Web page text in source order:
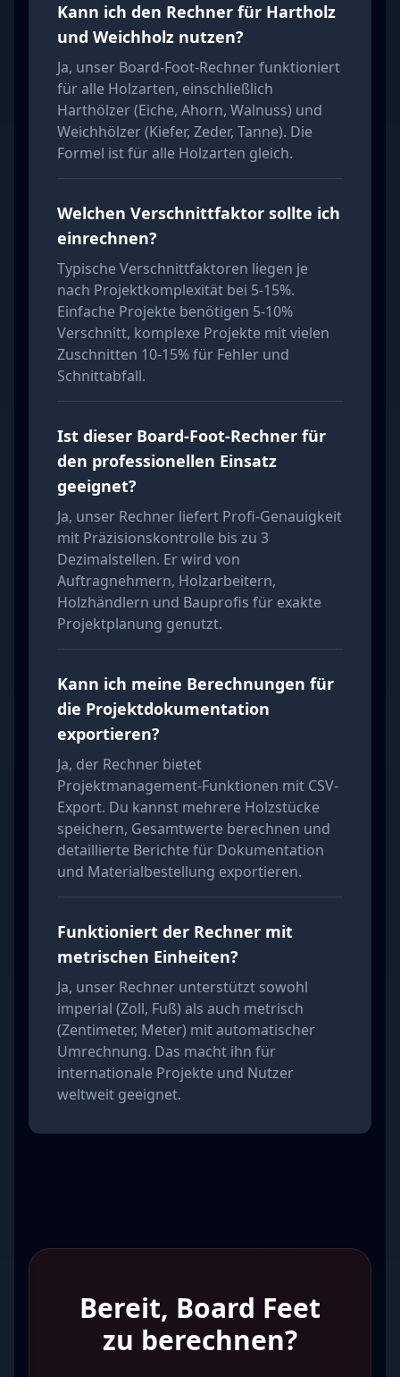
Kann ich den Rechner für Hartholz
und Weichholz nutzen?
Ja, unser Board-Foot-Rechner funktioniert
für alle Holzarten, einschließlich
Harthölzer (Eiche, Ahorn, Walnuss) und
Weichhölzer (Kiefer, Zeder, Tanne). Die
Formel ist für alle Holzarten gleich.
Welchen Verschnittfaktor sollte ich
einrechnen?
Typische Verschnittfaktoren liegen je
nach Projektkomplexität bei 5-15%.
Einfache Projekte benötigen 5-10%
Verschnitt, komplexe Projekte mit vielen
Zuschnitten 10-15% für Fehler und
Schnittabfall.
Ist dieser Board-Foot-Rechner für
den professionellen Einsatz
geeignet?
Ja, unser Rechner liefert Profi-Genauigkeit
mit Präzisionskontrolle bis zu 3
Dezimalstellen. Er wird von
Auftragnehmern, Holzarbeitern,
Holzhändlern und Bauprofis für exakte
Projektplanung genutzt.
Kann ich meine Berechnungen für
die Projektdokumentation
exportieren?
Ja, der Rechner bietet
Projektmanagement-Funktionen mit CSV-
Export. Du kannst mehrere Holzstücke
speichern, Gesamtwerte berechnen und
detaillierte Berichte für Dokumentation
und Materialbestellung exportieren.
Funktioniert der Rechner mit
metrischen Einheiten?
Ja, unser Rechner unterstützt sowohl
imperial (Zoll, Fuß) als auch metrisch
(Zentimeter, Meter) mit automatischer
Umrechnung. Das macht ihn für
internationale Projekte und Nutzer
weltweit geeignet.
Bereit, Board Feet
zu berechnen?